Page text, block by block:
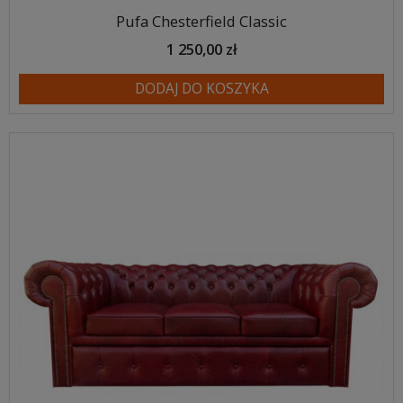
Pufa Chesterfield Classic
1 250,00 zł
DODAJ DO KOSZYKA